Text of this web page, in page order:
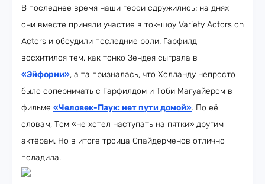
В последнее время наши герои сдружились: на днях
они вместе приняли участие в ток-шоу Variety Actors on
Actors и обсудили последние роли. Гарфилд
восхитился тем, как тонко Зендея сыграла в
«Эйфории», а та призналась, что Холланду непросто
было соперничать с Гарфилдом и Тоби Магуайером в
фильме «Человек-Паук: нет пути домой». По её
словам, Том «не хотел наступать на пятки» другим
актёрам. Но в итоге троица Спайдерменов отлично
поладила.